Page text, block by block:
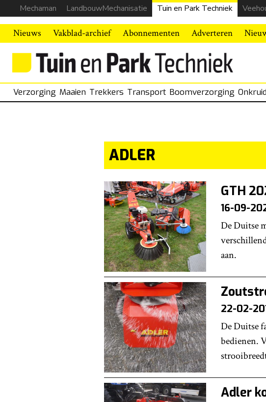
Mechaman LandbouwMechanisatie Tuin en Park Techniek
Nieuws Vakblad-archief Abonnementen Adverteren
Verzorging Maaien Trekkers Transport Boomverzorging
ADLER
GTH
16-09-
De Duitse
aan.
22-02-
De Duitse
bedienen.
Adler